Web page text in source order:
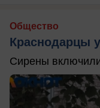
Общество
Краснодарцы
Сирены